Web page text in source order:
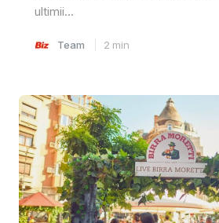
ultimii...
Team 2 min